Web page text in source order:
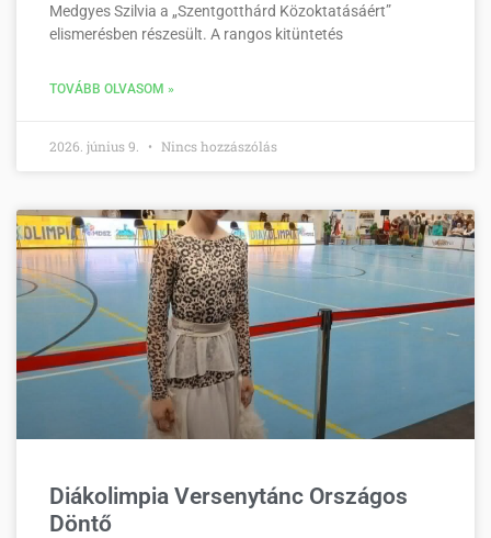
Medgyes Szilvia a „Szentgotthárd Közoktatásáért”
elismerésben részesült. A rangos kitüntetés
TOVÁBB OLVASOM »
2026. június 9. Nincs hozzászólás
Diákolimpia Versenytánc Országos
Döntő